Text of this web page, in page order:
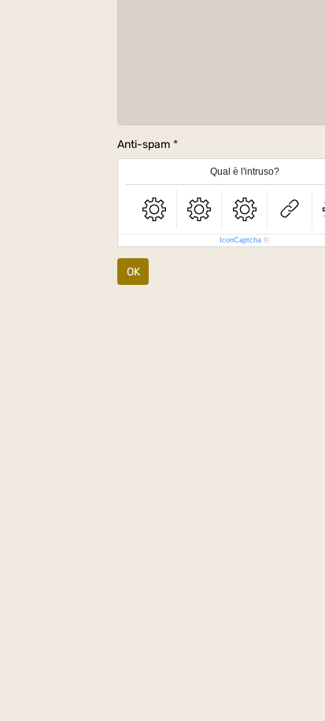
Anti-spam
Qual è l'intruso?
IconCaptcha ©
OK